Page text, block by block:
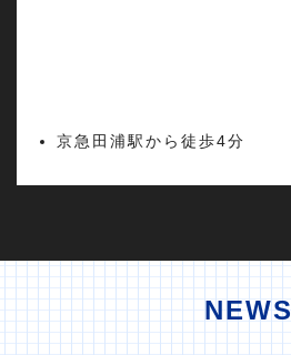
京急田浦駅から徒歩4分
NEWS